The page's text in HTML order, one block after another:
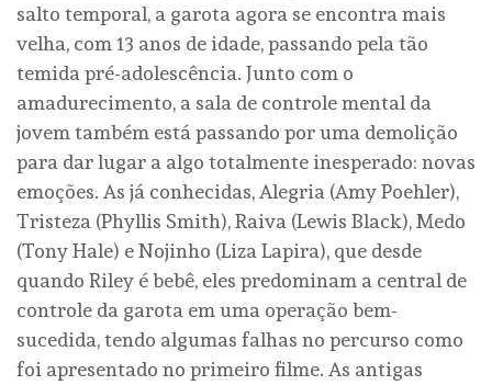
salto temporal, a garota agora se encontra mais
velha, com 13 anos de idade, passando pela tão
temida pré-adolescência. Junto com o
amadurecimento, a sala de controle mental da
jovem também está passando por uma demolição
para dar lugar a algo totalmente inesperado: novas
emoções. As já conhecidas, Alegria (Amy Poehler),
Tristeza (Phyllis Smith), Raiva (Lewis Black), Medo
(Tony Hale) e Nojinho (Liza Lapira), que desde
quando Riley é bebê, eles predominam a central de
controle da garota em uma operação bem-
sucedida, tendo algumas falhas no percurso como
foi apresentado no primeiro filme. As antigas